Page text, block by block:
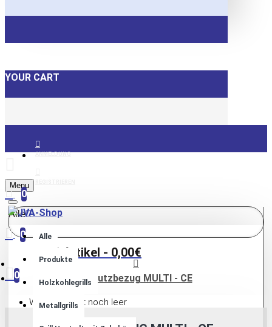
YOUR CART
ANMELDUNG
Menu
0
0
0 Artikel - 0,00€
0
Warenkorb ist noch leer
Alle
Alle
Produkte
Holzkohlegrills
Metallgrills
Schutzbezug MULTI - CE